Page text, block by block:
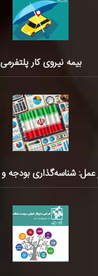
بیمه نیروی کار پلتفرمی